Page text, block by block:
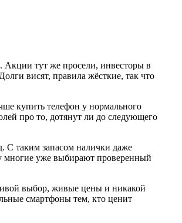
Акции тут же просели, инвесторы в
висят, правила жёсткие, так что
купить телефон у нормального
про то, дотянут ли до следующего
С таким запасом налички даже
многие уже выбирают проверенный
выбор, живые цены и никакой
смартфоны тем, кто ценит